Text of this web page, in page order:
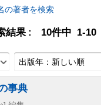
の著者を検索
結果 10件中 1-10
出版年：新しい順
事典